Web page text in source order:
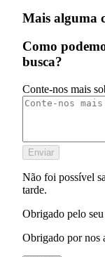
Mais alguma
Como
busca?
Conte-nos mais
Enviar
Não foi possível
tarde.
Obrigado pelo
Obrigado por nos